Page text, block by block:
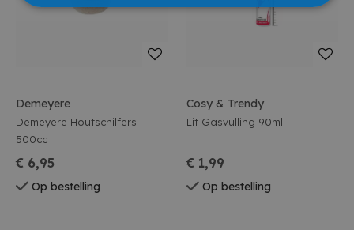
Demeyere
Demeyere Houtschilfers
500cc
€ 6,95
Op bestelling
Cosy & Trendy
Lit Gasvulling 90ml
€ 1,99
Op bestelling